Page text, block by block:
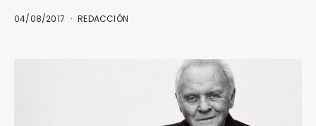
04/08/2017 REDACCIÓN